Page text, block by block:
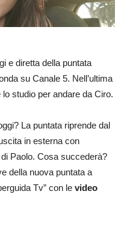
e diretta della puntata
su Canale 5. Nell’ultima
studio per andare da Ciro.
La puntata riprende dal
in esterna con
Paolo. Cosa succederà?
della nuova puntata a
Tv” con le video